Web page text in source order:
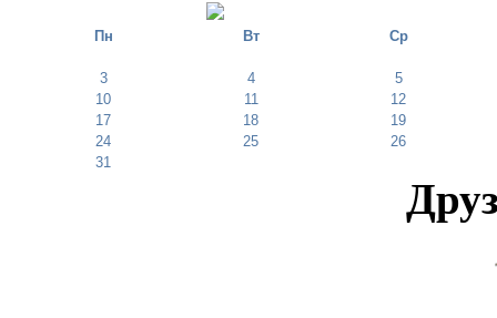
Пн Вт Ср
3 4
5
10
11
12
17
18
19
24
25
26
31